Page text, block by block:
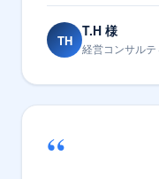
TH
T.H 様
経営コンサル
“